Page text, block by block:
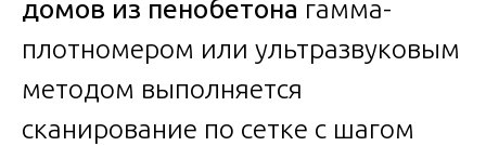
домов из пенобетона гамма-
плотномером или ультразвуковым
методом выполняется
сканирование по сетке с шагом